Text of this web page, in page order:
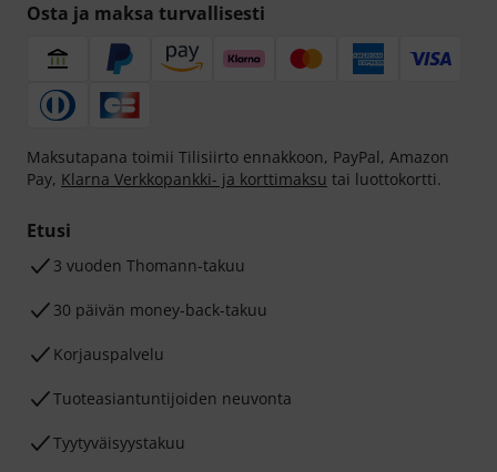
Osta ja maksa turvallisesti
Maksutapana toimii Tilisiirto ennakkoon, PayPal, Amazon
Pay, Klarna Verkkopankki- ja korttimaksu tai luottokortti.
Etusi
3 vuoden Thomann-takuu
30 päivän money-back-takuu
Korjauspalvelu
Tuoteasiantuntijoiden neuvonta
Tyytyväisyystakuu